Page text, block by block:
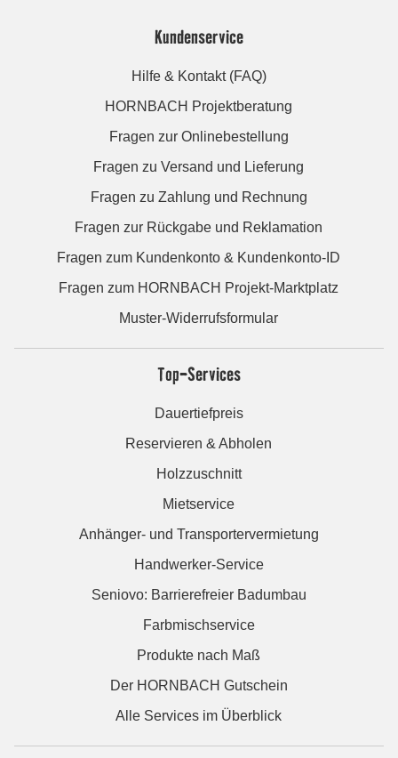
Kundenservice
Hilfe & Kontakt (FAQ)
HORNBACH Projektberatung
Fragen zur Onlinebestellung
Fragen zu Versand und Lieferung
Fragen zu Zahlung und Rechnung
Fragen zur Rückgabe und Reklamation
Fragen zum Kundenkonto & Kundenkonto-ID
Fragen zum HORNBACH Projekt-Marktplatz
Muster-Widerrufsformular
Top-Services
Dauertiefpreis
Reservieren & Abholen
Holzzuschnitt
Mietservice
Anhänger- und Transportervermietung
Handwerker-Service
Seniovo: Barrierefreier Badumbau
Farbmischservice
Produkte nach Maß
Der HORNBACH Gutschein
Alle Services im Überblick